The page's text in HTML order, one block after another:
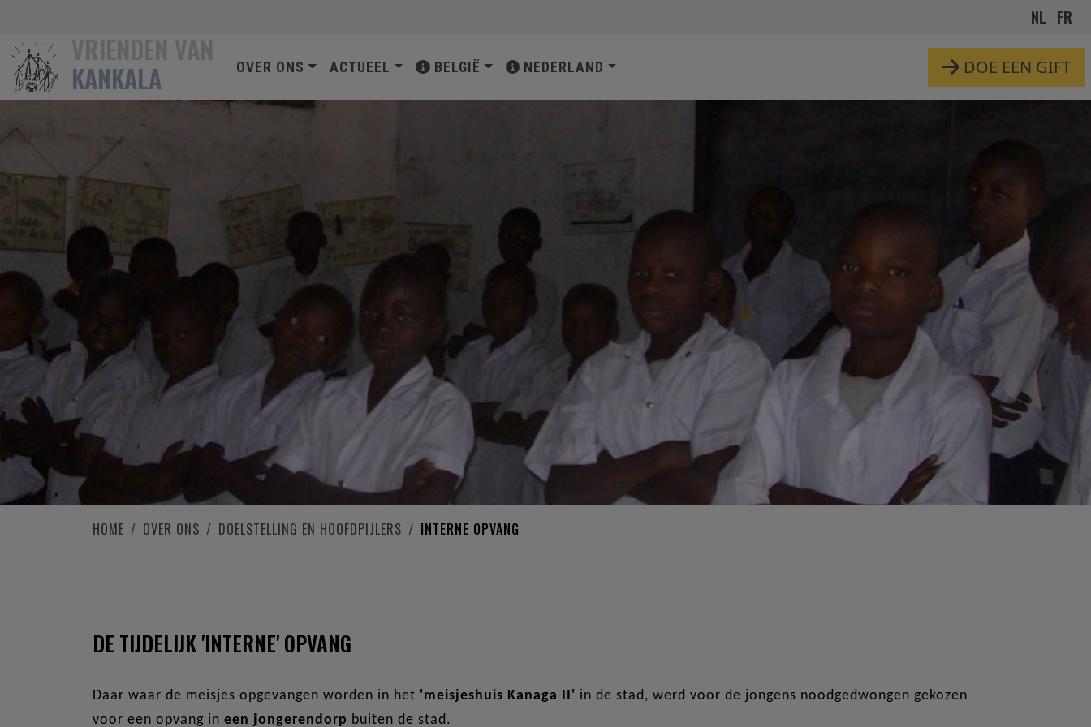
NL FR
KANKALA
HOOFDNAVIGATIE
OVER ONS ACTUEEL BELGIË NEDERLAND DOE EEN GIFT
HOME OVER ONS DOELSTELLING EN HOOFDPIJLERS INTERNE OPVANG
DE TIJDELIJK 'INTERNE' OPVANG
Daar waar de meisjes opgevangen worden in het 'meisjeshuis Kanaga II' in de stad, werd voor de jongens noodgedwongen gekozen
voor een opvang in een jongerendorp buiten de stad.